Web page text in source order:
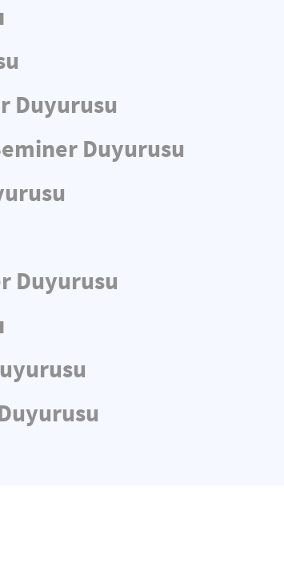
Duyurusu
Duyurusu
Duyurusu